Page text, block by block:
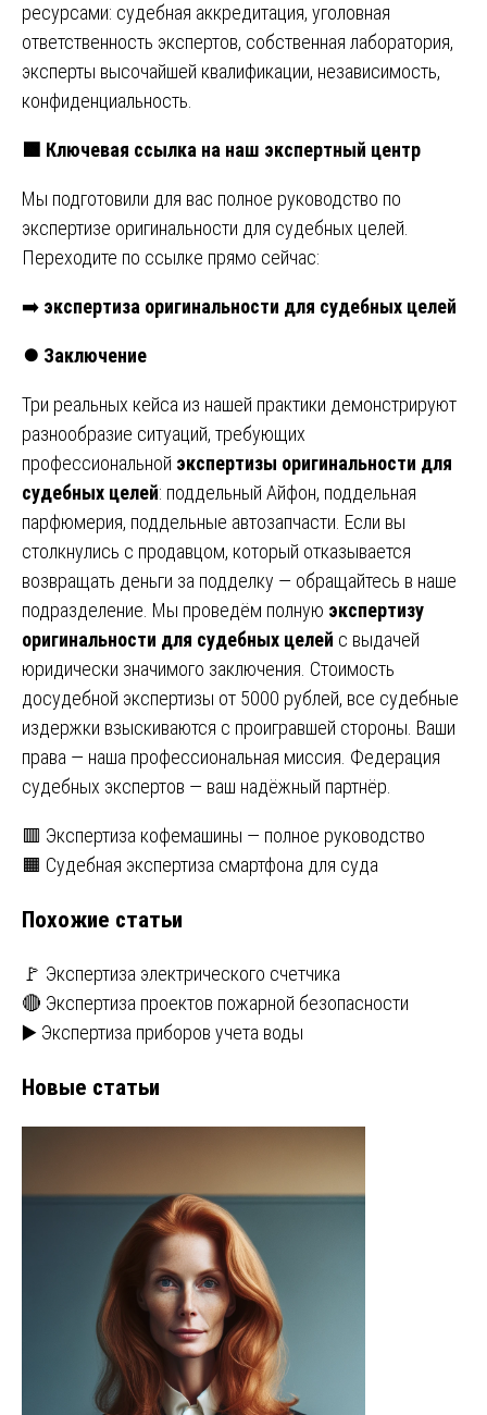
ресурсами: судебная аккредитация, уголовная
ответственность экспертов, собственная лаборатория,
эксперты высочайшей квалификации, независимость,
конфиденциальность.
🟩 Ключевая ссылка на наш экспертный центр
Мы подготовили для вас полное руководство по
экспертизе оригинальности для судебных целей.
Переходите по ссылке прямо сейчас:
➡️ экспертиза оригинальности для судебных целей
⏺️ Заключение
Три реальных кейса из нашей практики демонстрируют
разнообразие ситуаций, требующих
профессиональной экспертизы оригинальности для
судебных целей: поддельный Айфон, поддельная
парфюмерия, поддельные автозапчасти. Если вы
столкнулись с продавцом, который отказывается
возвращать деньги за подделку — обращайтесь в наше
подразделение. Мы проведём полную экспертизу
оригинальности для судебных целей с выдачей
юридически значимого заключения. Стоимость
досудебной экспертизы от 5000 рублей, все судебные
издержки взыскиваются с проигравшей стороны. Ваши
права — наша профессиональная миссия. Федерация
судебных экспертов — ваш надёжный партнёр.
Навигация
записям
🟥 Экспертиза кофемашины — полное руководство
🟧 Судебная экспертиза смартфона для суда
Похожие статьи
🚩 Экспертиза электрического счетчика
🔴 Экспертиза проектов пожарной безопасности
▶️ Экспертиза приборов учета воды
Новые статьи